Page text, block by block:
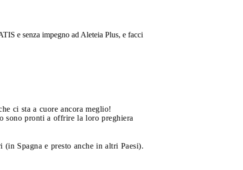
e senza impegno ad Aleteia Plus, e facci
ci sta a cuore ancora meglio!
sono pronti a offrire la loro preghiera
Spagna e presto anche in altri Paesi).